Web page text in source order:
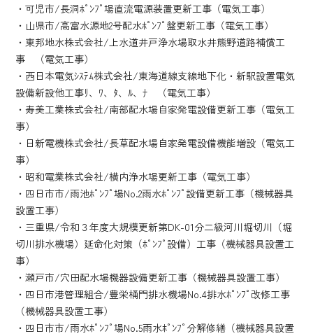
・可児市/長洞ﾎﾟﾝﾌﾟ場直流電源装置更新工事（電気工事）
・山県市/高富水源地2号配水ﾎﾟﾝﾌﾟ盤更新工事（電気工事）
・東邦地水株式会社/上水道井戸浄水場取水井熊野道路補償工
事 （電気工事）
・西日本電気ｼｽﾃﾑ株式会社/東海道線支線地下化・新駅設置電気
設備新設他工事ﾘ、ﾜ、ﾀ、ﾙ、ﾅ （電気工事）
・寿美工業株式会社/南部配水場自家発電設備更新工事（電気工
事）
・日新電機株式会社/長草配水場自家発電設備機能増設（電気工
事）
・昭和電業株式会社/横内浄水場更新工事（電気工事）
・四日市市/雨池ﾎﾟﾝﾌﾟ場No.2雨水ﾎﾟﾝﾌﾟ設備更新工事（機械器具
設置工事）
・三重県/令和３年度大規模更新第DK-01分二級河川堀切川（堀
切川排水機場）延命化対策（ﾎﾟﾝﾌﾟ設備）工事（機械器具設置工
事）
・瀬戸市/穴田配水場機器設備更新工事（機械器具設置工事）
・四日市港管理組合/豊栄桶門排水機場No.4排水ﾎﾟﾝﾌﾟ改修工事
（機械器具設置工事）
・四日市市/雨水ﾎﾟﾝﾌﾟ場No.5雨水ﾎﾟﾝﾌﾟ分解修繕（機械器具設置